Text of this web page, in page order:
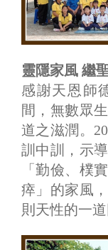
靈隱家風 繼
感謝天恩師
間，無數眾
道之滋潤。
訓中訓，示
「勤儉、樸
瘁」的家風
則天性的一